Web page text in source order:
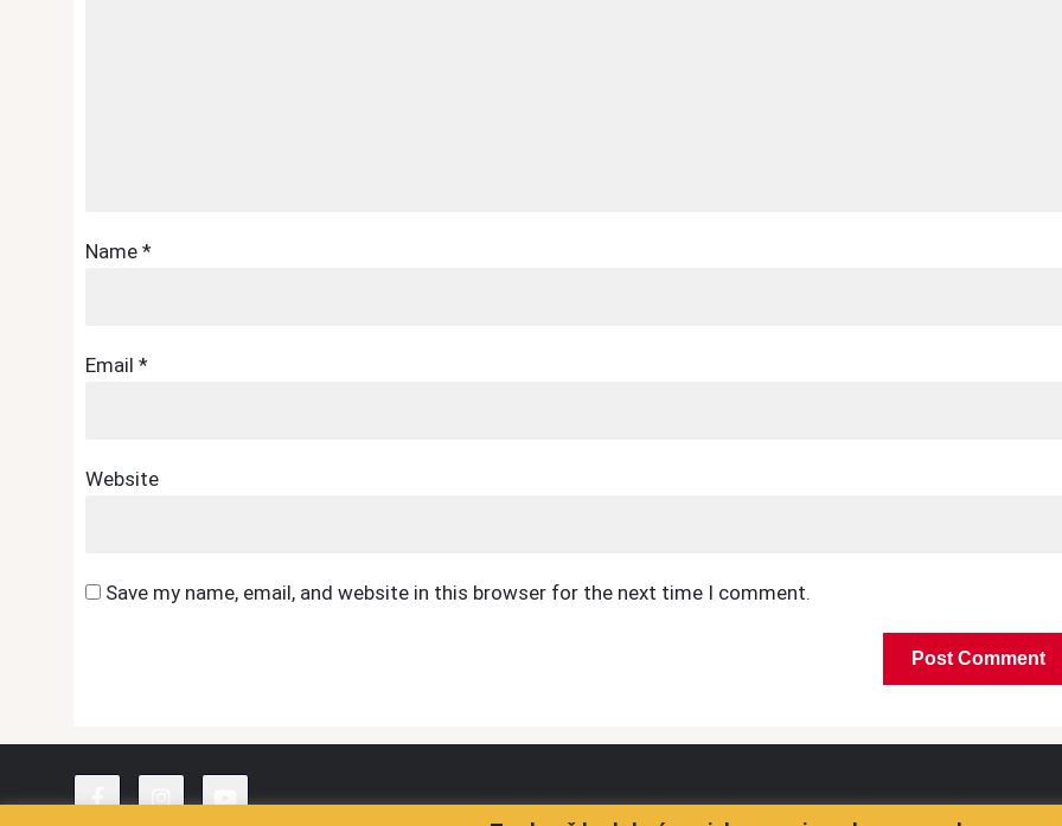
Name *
Email *
Website
Save my name, email, and website in this browser for the next time I comment.